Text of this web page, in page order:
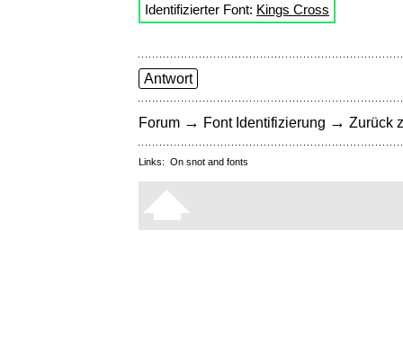
Identifizierter Font: Kings Cross
Antwort
Forum → Font Identifizierung → Zurück
Links: On snot and fonts